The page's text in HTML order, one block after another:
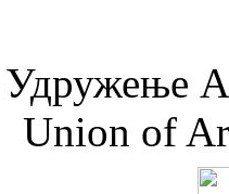
Удружењe
Union of